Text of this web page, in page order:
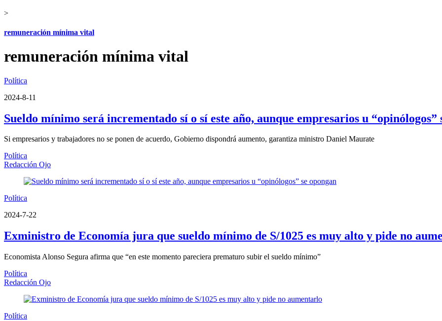
>
remuneración mínima vital
remuneración mínima vital
Política
2024-8-11
Sueldo mínimo será incrementado sí o sí este año, aunque empresarios u “opinólogos”
Si empresarios y trabajadores no se ponen de acuerdo, Gobierno dispondrá aumento, garantiza ministro Daniel Maurate
Política
Redacción Ojo
Política
2024-7-22
Exministro de Economía jura que sueldo mínimo de S/1025 es muy alto y pide no
Economista Alonso Segura afirma que “en este momento pareciera prematuro subir el sueldo mínimo”
Política
Redacción Ojo
Política